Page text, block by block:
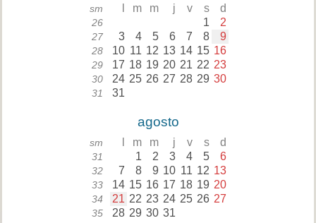
sm m m j v s d
26 1 2
27 3 4 5 6 7 8 9
28 10 11 12 13 14 15 16
29 17 18 19 20 21 22 23
30 24 25 26 27 28 29 30
31 31
agosto
sm m m j v s d
31 1 2 3 4 5 6
32 7 8 9 10 11 12 13
33 14 15 16 17 18 19 20
34 21 22 23 24 25 26 27
35 28 29 30 31